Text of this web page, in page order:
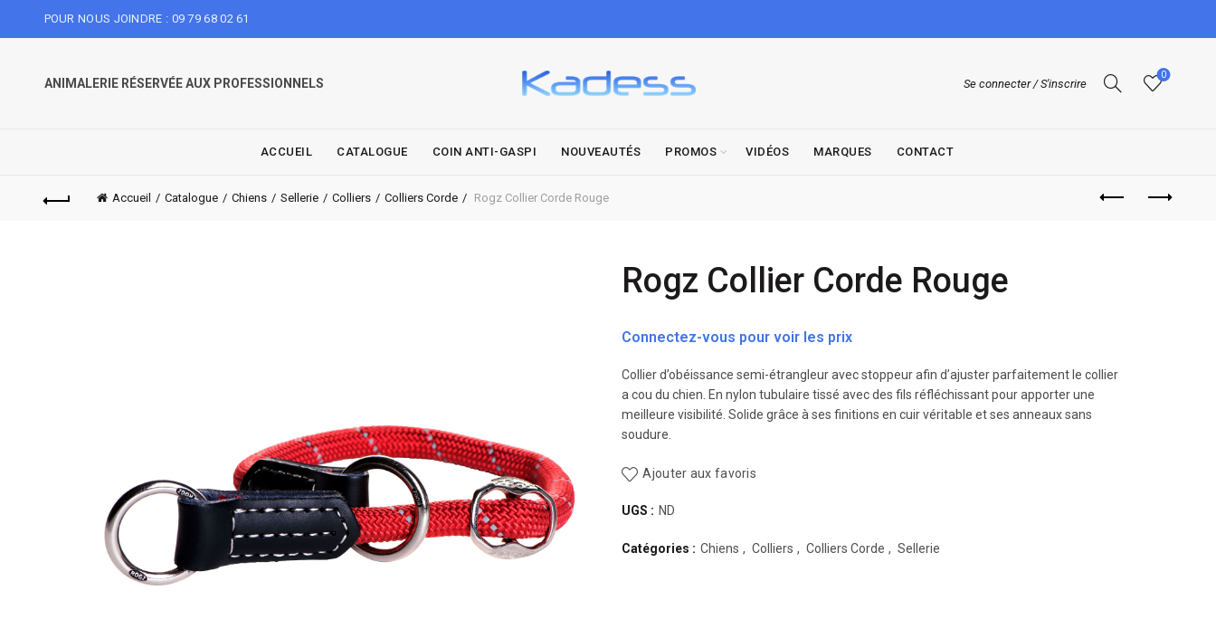
POUR NOUS JOINDRE : 09 79 68 02 61
ANIMALERIE RÉSERVÉE AUX PROFESSIONNELS Se connecter / S'inscrire
0
ACCUEIL CATALOGUE COIN ANTI-GASPI NOUVEAUTÉS PROMOS VIDÉOS MARQUES CONTACT
Accueil Catalogue Chiens Sellerie Colliers Colliers Corde Rogz Collier Corde Rouge
Rogz Collier Corde Rouge
Connectez-vous pour voir les prix
Collier d’obéissance semi-étrangleur avec stoppeur afin d’ajuster parfaitement le collier
a cou du chien. En nylon tubulaire tissé avec des fils réfléchissant pour apporter une
meilleure visibilité. Solide grâce à ses finitions en cuir véritable et ses anneaux sans
soudure.
Ajouter aux favoris
UGS : ND
Catégories : Chiens , Colliers , Colliers Corde , Sellerie